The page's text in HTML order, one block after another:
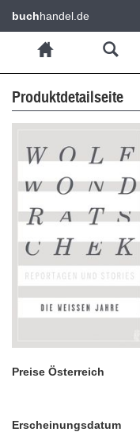
buchhandel.de
Produktdetailseite
Preise Österreich
Erscheinungsdatum